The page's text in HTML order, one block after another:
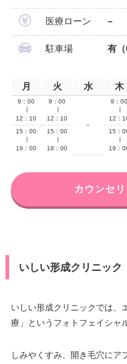
医療ローン –
駐車場 有
月 火 水 木
9：00
12：10
9：00
12：10
–
9：00
12：
15：00
19：00
15：00
18：00
15：
19：
カウンセ
いしい形成クリニック
いしい形成クリニックでは、
療」というフォトフェイシャ
しみやくすみ、開き毛穴にア